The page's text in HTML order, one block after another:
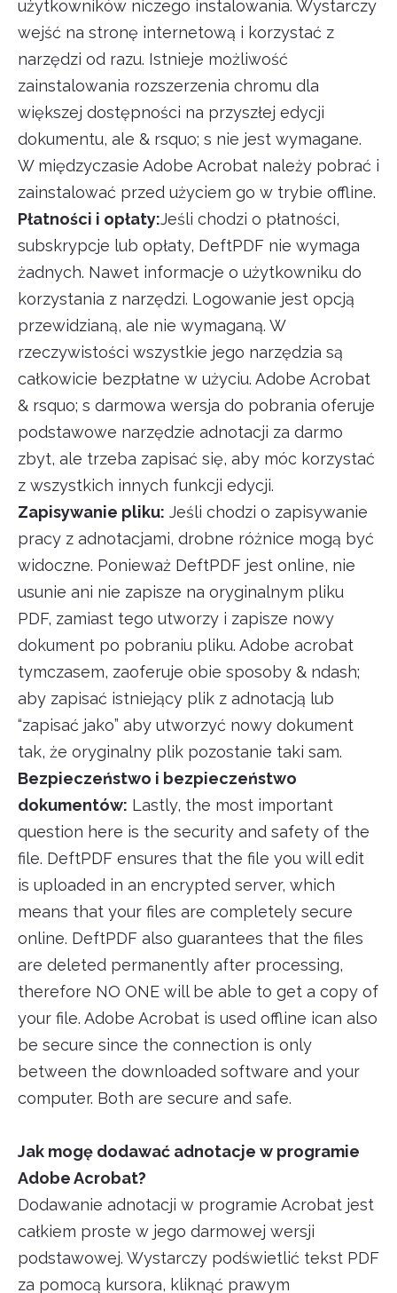
użytkowników niczego instalowania. Wystarczy
wejść na stronę internetową i korzystać z
narzędzi od razu. Istnieje możliwość
zainstalowania rozszerzenia chromu dla
większej dostępności na przyszłej edycji
dokumentu, ale & rsquo; s nie jest wymagane.
W międzyczasie Adobe Acrobat należy pobrać i
zainstalować przed użyciem go w trybie offline.
Płatności i opłaty:Jeśli chodzi o płatności,
subskrypcje lub opłaty, DeftPDF nie wymaga
żadnych. Nawet informacje o użytkowniku do
korzystania z narzędzi. Logowanie jest opcją
przewidzianą, ale nie wymaganą. W
rzeczywistości wszystkie jego narzędzia są
całkowicie bezpłatne w użyciu. Adobe Acrobat
& rsquo; s darmowa wersja do pobrania oferuje
podstawowe narzędzie adnotacji za darmo
zbyt, ale trzeba zapisać się, aby móc korzystać
z wszystkich innych funkcji edycji.
Zapisywanie pliku: Jeśli chodzi o zapisywanie
pracy z adnotacjami, drobne różnice mogą być
widoczne. Ponieważ DeftPDF jest online, nie
usunie ani nie zapisze na oryginalnym pliku
PDF, zamiast tego utworzy i zapisze nowy
dokument po pobraniu pliku. Adobe acrobat
tymczasem, zaoferuje obie sposoby & ndash;
aby zapisać istniejący plik z adnotacją lub
“zapisać jako” aby utworzyć nowy dokument
tak, że oryginalny plik pozostanie taki sam.
Bezpieczeństwo i bezpieczeństwo
dokumentów: Lastly, the most important
question here is the security and safety of the
file. DeftPDF ensures that the file you will edit
is uploaded in an encrypted server, which
means that your files are completely secure
online. DeftPDF also guarantees that the files
are deleted permanently after processing,
therefore NO ONE will be able to get a copy of
your file. Adobe Acrobat is used offline ican also
be secure since the connection is only
between the downloaded software and your
computer. Both are secure and safe.
Jak mogę dodawać adnotacje w programie
Adobe Acrobat?
Dodawanie adnotacji w programie Acrobat jest
całkiem proste w jego darmowej wersji
podstawowej. Wystarczy podświetlić tekst PDF
za pomocą kursora, kliknąć prawym